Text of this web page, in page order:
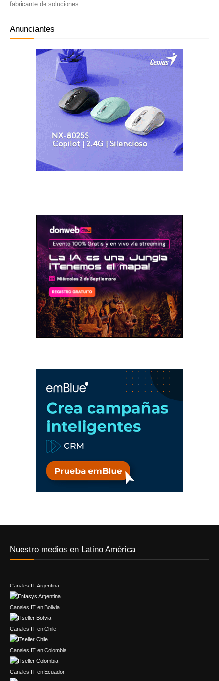
fabricante de soluciones...
Anunciantes
Nuestro medios en Latino América
Canales IT Argentina
Canales IT en Bolivia
Canales IT en Chile
Canales IT en Colombia
Canales IT en Ecuador